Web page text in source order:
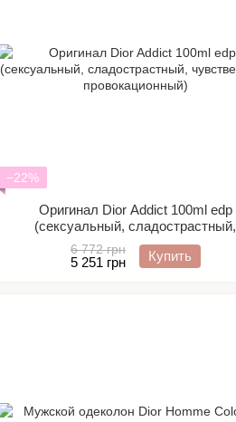
−22%
Оригинал Dior Addict 100ml edp
(сексуальный, сладострастный,
чувственный, провокационный)
6 772 грн
5 251 грн Купить